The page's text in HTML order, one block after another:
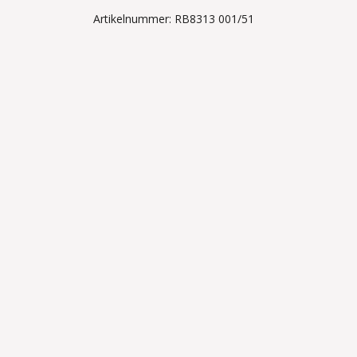
Artikelnummer: RB8313 001/51